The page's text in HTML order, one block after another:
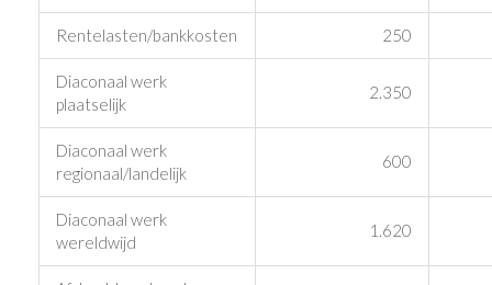
Rentelasten/bankkosten 250
Diaconaal werk
plaatselijk
2.350
Diaconaal werk
regionaal/landelijk
600
Diaconaal werk
wereldwijd
1.620